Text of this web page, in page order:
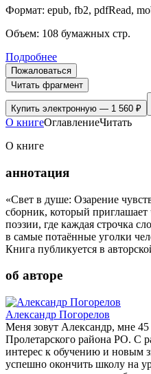
Формат: epub, fb2, pdfRead,
Объем: 108 бумажных стр.
Подробнее
Пожаловаться
Читать фрагмент
Купить электронную — 1 560 ₽
О книгеОглавлениеЧитать
О книге
аннотация
«Свет в душе: Озарение
сборник, который приглашает
поэзии, где каждая строчка
в самые потаённые уголки
Книга публикуется в
об авторе
Александр Погорелов
Меня зовут Александр, мне
Пролетарского района РО. С
интерес к обучению и новым
успешно окончить школу на